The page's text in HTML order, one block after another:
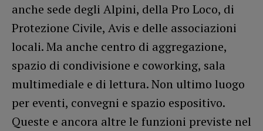
anche sede degli Alpini, della Pro Loco, di
Protezione Civile, Avis e delle associazioni
locali. Ma anche centro di aggregazione,
spazio di condivisione e coworking, sala
multimediale e di lettura. Non ultimo luogo
per eventi, convegni e spazio espositivo.
Queste e ancora altre le funzioni previste nel